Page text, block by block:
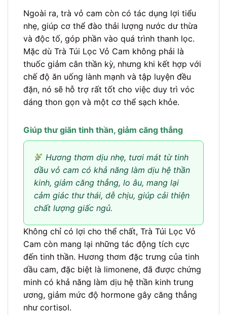
Ngoài ra, trà vỏ cam còn có tác dụng lợi tiểu
nhẹ, giúp cơ thể đào thải lượng nước dư thừa
và độc tố, góp phần vào quá trình thanh lọc.
Mặc dù Trà Túi Lọc Vỏ Cam không phải là
thuốc giảm cân thần kỳ, nhưng khi kết hợp với
chế độ ăn uống lành mạnh và tập luyện đều
đặn, nó sẽ hỗ trợ rất tốt cho việc duy trì vóc
dáng thon gọn và một cơ thể sạch khỏe.
Giúp thư giãn tinh thần, giảm căng thẳng
Hương thơm dịu nhẹ, tươi mát từ tinh
dầu vỏ cam có khả năng làm dịu hệ thần
kinh, giảm căng thẳng, lo âu, mang lại
cảm giác thư thái, dễ chịu, giúp cải thiện
chất lượng giấc ngủ.
Không chỉ có lợi cho thể chất, Trà Túi Lọc Vỏ
Cam còn mang lại những tác động tích cực
đến tinh thần. Hương thơm đặc trưng của tinh
dầu cam, đặc biệt là limonene, đã được chứng
minh có khả năng làm dịu hệ thần kinh trung
ương, giảm mức độ hormone gây căng thẳng
như cortisol.